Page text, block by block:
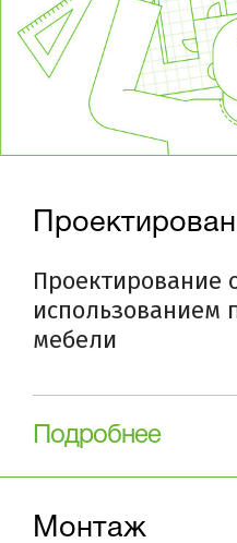
использованием
мебели
Подробнее
Монтаж